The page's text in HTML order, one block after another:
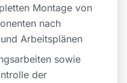
Montage von
nach
Arbeitsplänen
sowie
der